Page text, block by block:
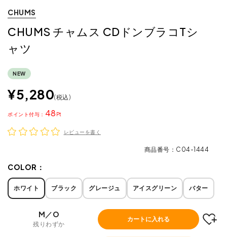
CHUMS
CHUMS チャムス CDドンブラコTシ
ャツ
NEW
¥5,280 税込
48
ポイント
レビューを書く
商品番号 C04-1444
COLOR：
ホワイト ブラック グレージュ アイスグリーン バター
M／O
残りわずか
カートに入れる